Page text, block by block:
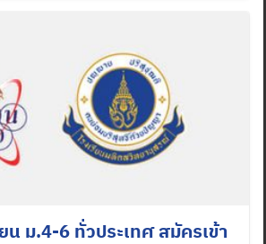
น ม.4-6 ทั่วประเทศ สมัครเข้า